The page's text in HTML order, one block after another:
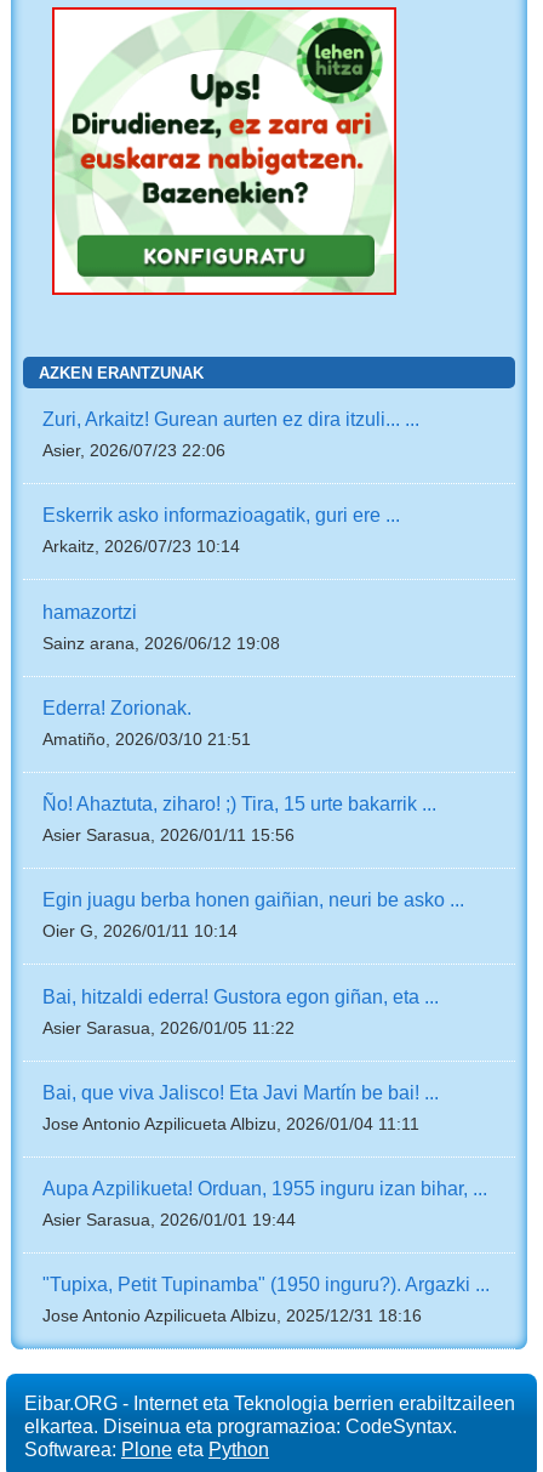
AZKEN ERANTZUNAK
Zuri, Arkaitz! Gurean aurten ez dira itzuli... ...
Asier, 2026/07/23 22:06
Eskerrik asko informazioagatik, guri ere ...
Arkaitz, 2026/07/23 10:14
hamazortzi
Sainz arana, 2026/06/12 19:08
Ederra! Zorionak.
Amatiño, 2026/03/10 21:51
Ño! Ahaztuta, ziharo! ;) Tira, 15 urte bakarrik ...
Asier Sarasua, 2026/01/11 15:56
Egin juagu berba honen gaiñian, neuri be asko ...
Oier G, 2026/01/11 10:14
Bai, hitzaldi ederra! Gustora egon giñan, eta ...
Asier Sarasua, 2026/01/05 11:22
Bai, que viva Jalisco! Eta Javi Martín be bai! ...
Jose Antonio Azpilicueta Albizu, 2026/01/04 11:11
Aupa Azpilikueta! Orduan, 1955 inguru izan bihar, ...
Asier Sarasua, 2026/01/01 19:44
"Tupixa, Petit Tupinamba" (1950 inguru?). Argazki ...
Jose Antonio Azpilicueta Albizu, 2025/12/31 18:16
Eibar.ORG - Internet eta Teknologia berrien erabiltzaileen
elkartea. Diseinua eta programazioa: CodeSyntax.
Softwarea: Plone eta Python